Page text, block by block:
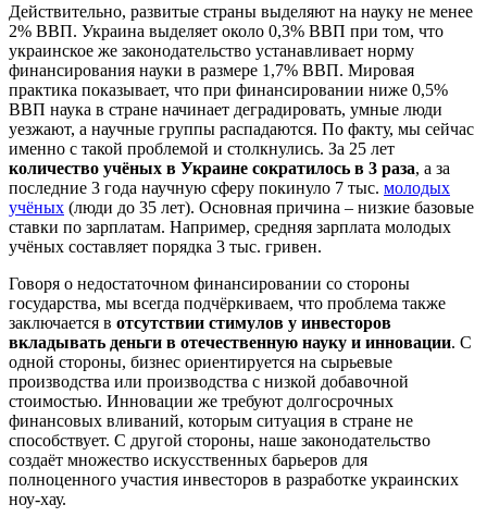
Действительно, развитые страны выделяют на науку не менее
2% ВВП. Украина выделяет около 0,3% ВВП при том, что
украинское же законодательство устанавливает норму
финансирования науки в размере 1,7% ВВП. Мировая
практика показывает, что при финансировании ниже 0,5%
ВВП наука в стране начинает деградировать, умные люди
уезжают, а научные группы распадаются. По факту, мы сейчас
именно с такой проблемой и столкнулись. За 25 лет
количество учёных в Украине сократилось в 3 раза, а за
последние 3 года научную сферу покинуло 7 тыс. молодых
учёных (люди до 35 лет). Основная причина – низкие базовые
ставки по зарплатам. Например, средняя зарплата молодых
учёных составляет порядка 3 тыс. гривен.
Говоря о недостаточном финансировании со стороны
государства, мы всегда подчёркиваем, что проблема также
заключается в отсутствии стимулов у инвесторов
вкладывать деньги в отечественную науку и инновации. С
одной стороны, бизнес ориентируется на сырьевые
производства или производства с низкой добавочной
стоимостью. Инновации же требуют долгосрочных
финансовых вливаний, которым ситуация в стране не
способствует. С другой стороны, наше законодательство
создаёт множество искусственных барьеров для
полноценного участия инвесторов в разработке украинских
ноу-хау.